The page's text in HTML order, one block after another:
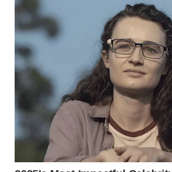
WAHANA
TRAVEL
WAHANA
TV
WAHANANEWS
ID
WAHANANEWS
CO ID